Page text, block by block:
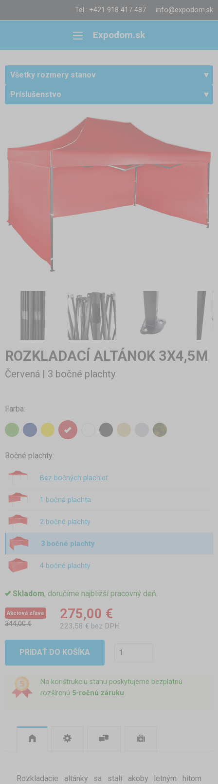
Tel.: +421 918 417 487 info@expodom.sk
Expodom.sk
Všetky rozmery stanov
Príslušenstvo
ROZKLADACÍ ALTÁNOK 3X4,5M
Červená | 3 bočné plachty
Farba:
Bočné plachty:
Bez bočných plachiet
1 bočná plachta
2 bočné plachty
3 bočné plachty
4 bočné plachty
Skladom, doručíme najbližší pracovný deň.
Akciová zľava
344,00 €
275,00 €
223,58 € bez DPH
PRIDAŤ DO KOŠÍKA
Na konštrukciu stanu poskytujeme bezplatnú
rozšírenú 5-ročnú záruku.
Rozkladacie altánky sa stali akoby letným hitom